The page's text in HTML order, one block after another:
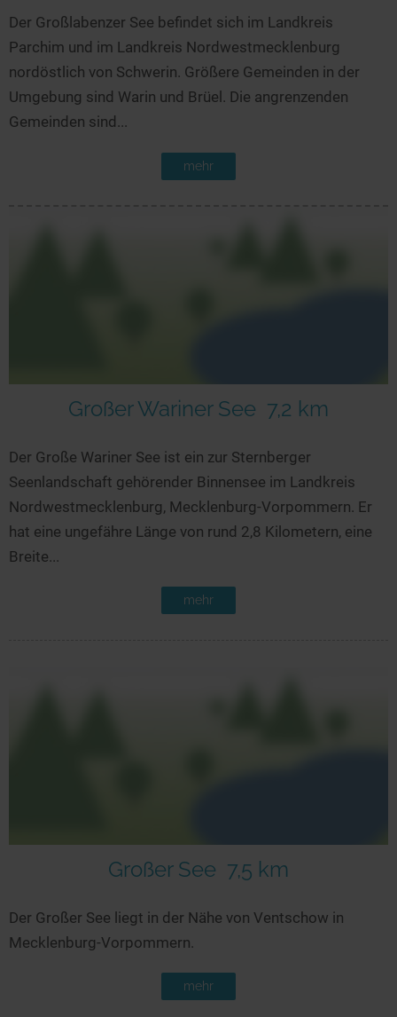
Der Großlabenzer See befindet sich im Landkreis
Parchim und im Landkreis Nordwestmecklenburg
nordöstlich von Schwerin. Größere Gemeinden in der
Umgebung sind Warin und Brüel. Die angrenzenden
Gemeinden sind...
mehr
Großer Wariner See 7,2 km
Der Große Wariner See ist ein zur Sternberger
Seenlandschaft gehörender Binnensee im Landkreis
Nordwestmecklenburg, Mecklenburg-Vorpommern. Er
hat eine ungefähre Länge von rund 2,8 Kilometern, eine
Breite...
mehr
Großer See 7,5 km
Der Großer See liegt in der Nähe von Ventschow in
Mecklenburg-Vorpommern.
mehr